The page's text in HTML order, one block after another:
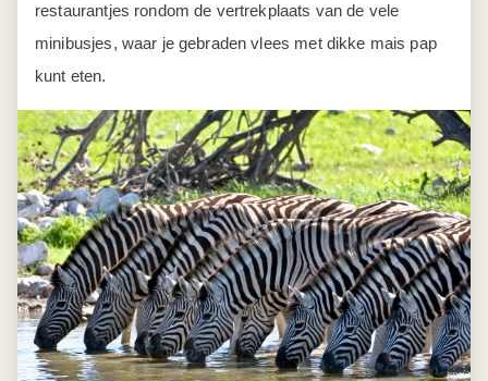
restaurantjes rondom de vertrekplaats van de vele
minibusjes, waar je gebraden vlees met dikke mais pap
kunt eten.